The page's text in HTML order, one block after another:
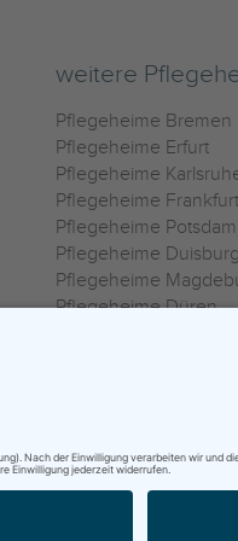
weitere
Pflegeheime Bremen
Pflegeheime Erfurt
Pflegeheime
Pflegeheime
Pflegeheime Potsdam
Pflegeheime Duisburg
Pflegeheime
Pflegeheime Düren